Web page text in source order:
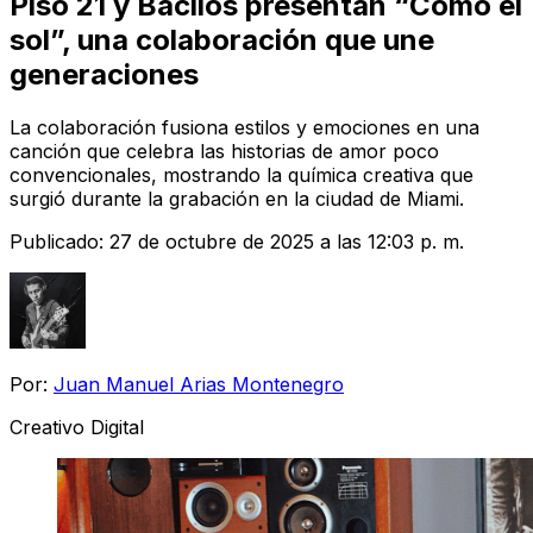
sol”, una colaboración que une
generaciones
La colaboración fusiona estilos y emociones en una
canción que celebra las historias de amor poco
convencionales, mostrando la química creativa que
surgió durante la grabación en la ciudad de Miami.
Publicado: 27 de octubre de 2025 a las 12:03 p. m.
Por: Juan Manuel Arias Montenegro
Creativo Digital